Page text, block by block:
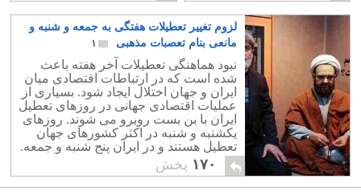
لزوم تغییر تعطیلات هفتگی به جمعه و شنبه و
مانعی بنام تعصبات مذهبی
۱
نبود هماهنگی تعطیلات آخر هفته باعث
شده است که در ارتباطات اقتصادی میان
ایران و جهان اختلال ایجاد شود. بسیاری از
عملیات اقتصادی جهانی در روزهای تعطیل
ایران با بن بست روبرو می شوند. روزهای
یکشنبه و شنبه در اکثر کشورهای جهان
تعطیل هستند و در ایران پنج شنبه و جمعه.
این بدین معناست که تنها سه روز از هفته
میان ایران و جهان ارتباط اقتصادی برقرار
است که با داشتن 30 روز تعطیلات سالیانه
۱۷۰ پخش